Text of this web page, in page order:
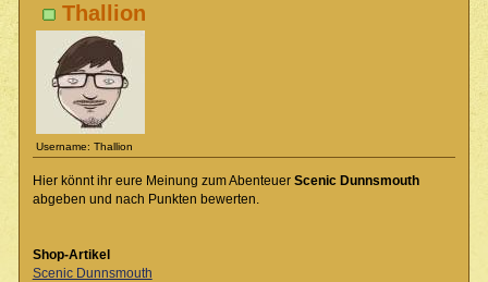
Thallion
Username: Thallion
Hier könnt ihr eure Meinung zum Abenteuer Scenic Dunnsmouth
abgeben und nach Punkten bewerten.
Shop-Artikel
Scenic Dunnsmouth